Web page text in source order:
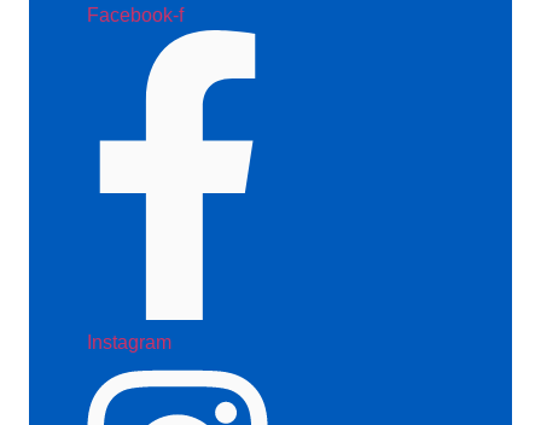
Facebook-f
Instagram